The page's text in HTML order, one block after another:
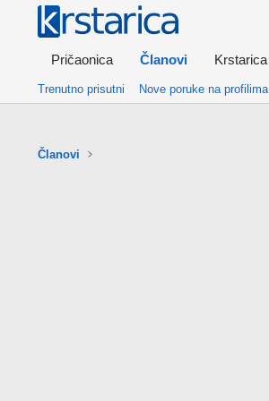
Pričaonica Članovi Krstarica
Trenutno prisutni Nove poruke na profilima
Članovi